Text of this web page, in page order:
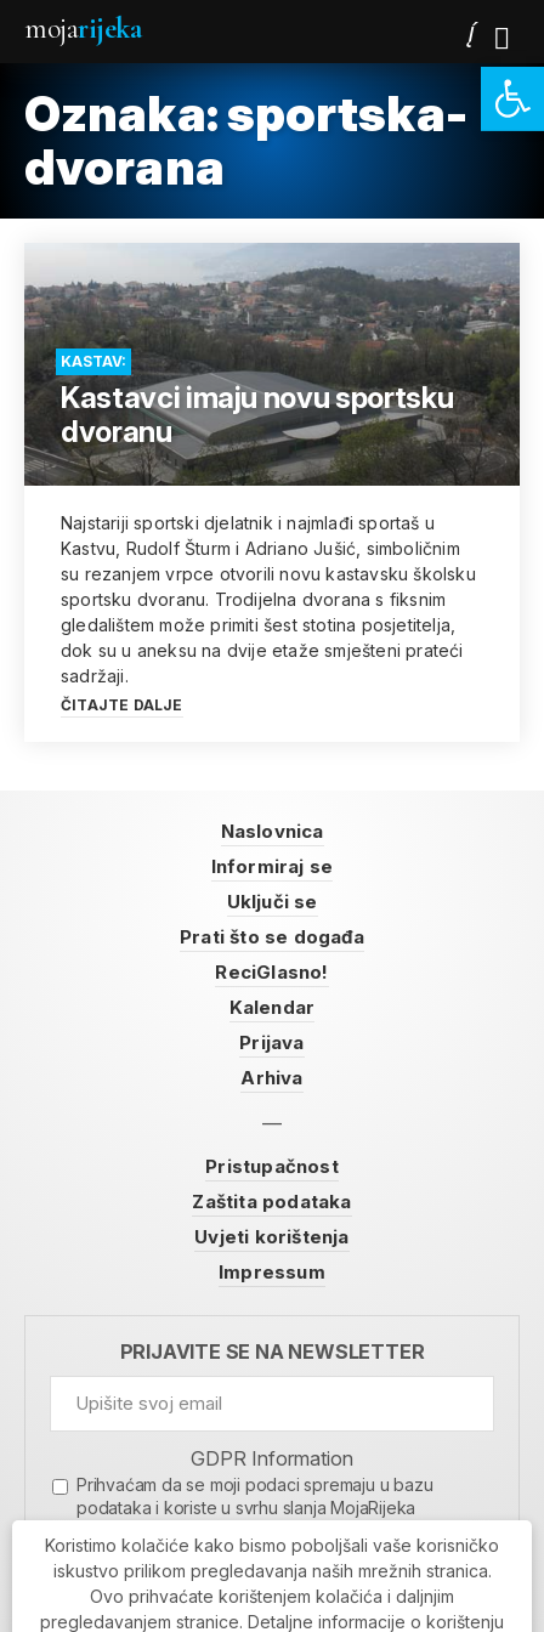
mojarijeka
Oznaka:sportska-
dvorana
KASTAV:
Kastavci imaju novu sportsku
dvoranu
Najstariji sportski djelatnik i najmlađi sportaš u
Kastvu, Rudolf Šturm i Adriano Jušić, simboličnim
su rezanjem vrpce otvorili novu kastavsku školsku
sportsku dvoranu. Trodijelna dvorana s fiksnim
gledalištem može primiti šest stotina posjetitelja,
dok su u aneksu na dvije etaže smješteni prateći
sadržaji.
ČITAJTE DALJE
Naslovnica
Informiraj se
Uključi se
Prati što se događa
ReciGlasno!
Kalendar
Prijava
Arhiva
Pristupačnost
Zaštita podataka
Uvjeti korištenja
Impressum
PRIJAVITE SE NA NEWSLETTER
GDPR Information
Prihvaćam da se moji podaci spremaju u bazu
podataka i koriste u svrhu slanja MojaRijeka
MOJARIJEKA NEWSLETTER
PRIJAVI SE
Koristimo kolačiće kako bismo poboljšali vaše korisničko
iskustvo prilikom pregledavanja naših mrežnih stranica.
Ovo prihvaćate korištenjem kolačića i daljnjim
pregledavanjem stranice. Detaljne informacije o korištenju